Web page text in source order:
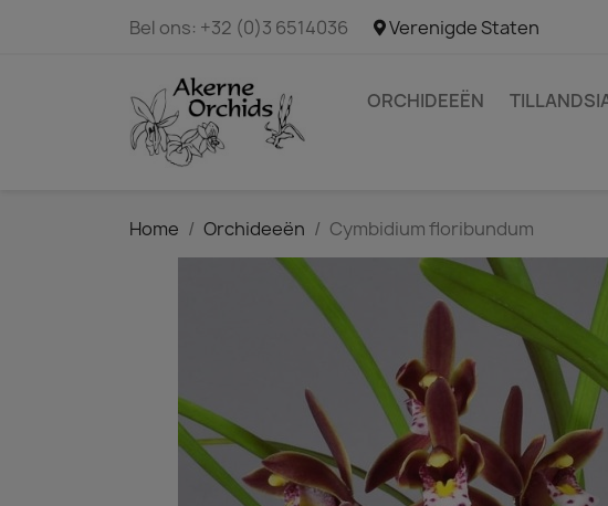
Bel ons: +32 (0)3 6514036 Verenigde Staten
ORCHIDEEËN
Home Orchideeën Cymbidium floribundum